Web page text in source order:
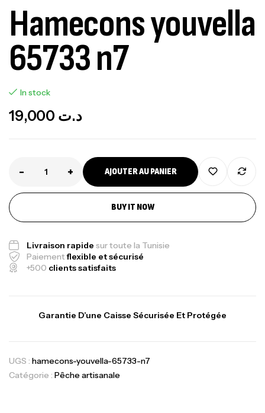
Hamecons youvella
65733 n7
In stock
د.ت
- + AJOUTER AU PANIER
BUY IT NOW
Livraison rapide sur toute la Tunisie
Paiementflexible et sécurisé
+500 clients satisfaits
Garantie D’une Caisse Sécurisée Et Protégée
UGS : hamecons-youvella-65733-n7
Catégorie : Pêche artisanale